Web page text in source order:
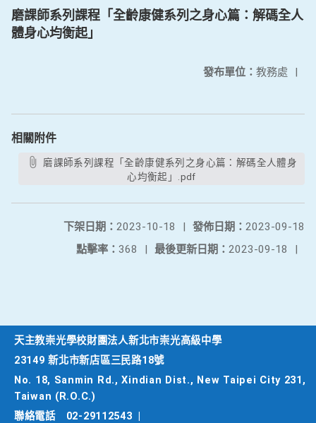
磨課師系列課程「全齡康健系列之身心篇：解碼全人
體身心均衡起」
發布單位： 教務處 |
相關附件
心均衡起」.pdf
發佈日期： 2023-09-18
下架日期： 2023-10-18
|
最後更新日期： 2023-09-18 |
點擊率： 368 |
天主教崇光學校財團法人新北市崇光高級中學
23149 新北市新店區三民路18號
No. 18, Sanmin Rd., Xindian Dist., New Taipei City 231,
Taiwan (R.O.C.)
聯絡電話
02-29112543